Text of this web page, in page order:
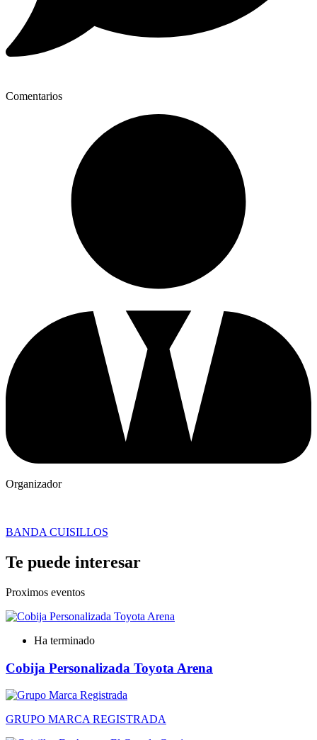
Comentarios
Organizador
BANDA CUISILLOS
Te puede interesar
Proximos eventos
Ha terminado
Cobija Personalizada Toyota Arena
GRUPO MARCA REGISTRADA